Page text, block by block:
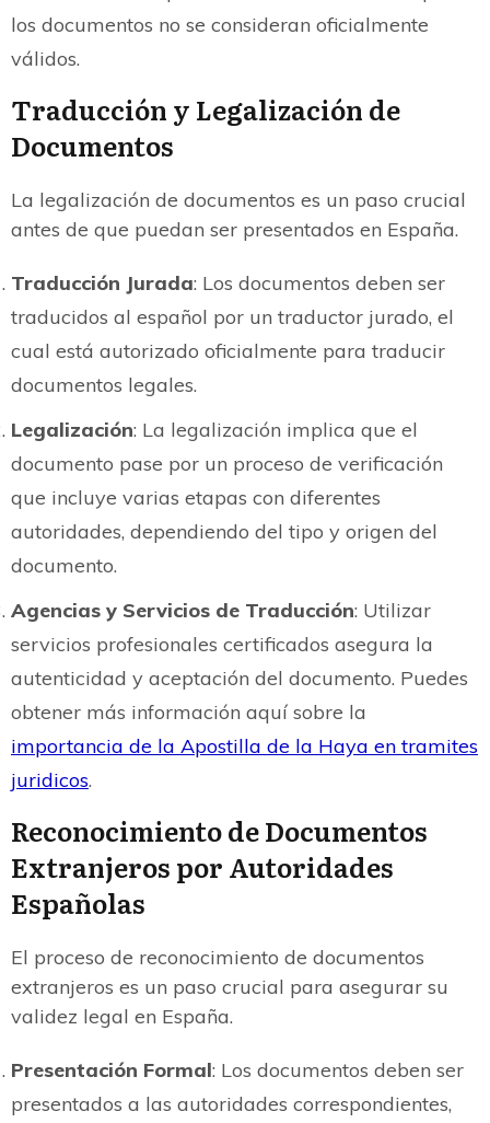
los documentos no se consideran oficialmente
válidos.
Traducción y Legalización de
Documentos
La legalización de documentos es un paso crucial
antes de que puedan ser presentados en España.
Traducción Jurada: Los documentos deben ser
traducidos al español por un traductor jurado, el
cual está autorizado oficialmente para traducir
documentos legales.
Legalización: La legalización implica que el
documento pase por un proceso de verificación
que incluye varias etapas con diferentes
autoridades, dependiendo del tipo y origen del
documento.
Agencias y Servicios de Traducción: Utilizar
servicios profesionales certificados asegura la
autenticidad y aceptación del documento. Puedes
obtener más información aquí sobre la
importancia de la Apostilla de la Haya en tramites
juridicos.
Reconocimiento de Documentos
Extranjeros por Autoridades
Españolas
El proceso de reconocimiento de documentos
extranjeros es un paso crucial para asegurar su
validez legal en España.
Presentación Formal: Los documentos deben ser
presentados a las autoridades correspondientes,